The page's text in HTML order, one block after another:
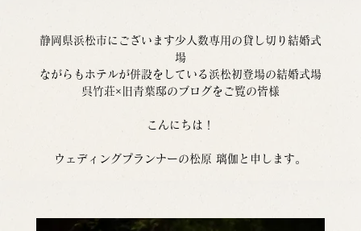
静岡県浜松市にございます少人数専用の貸し切り結婚式
場
ながらもホテルが併設をしている浜松初登場の結婚式場
呉竹荘×旧青葉邸のブログをご覧の皆様
こんにちは！
ウェディングプランナーの松原 璃伽と申します。